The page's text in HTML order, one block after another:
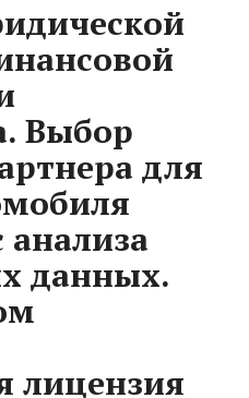
Выбор
для
анализа
данных.
лицензия